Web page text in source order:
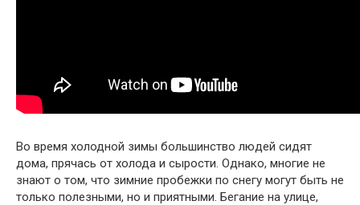
Во время холодной зимы большинство людей сидят
дома, прячась от холода и сырости. Однако, многие не
знают о том, что зимние пробежки по снегу могут быть не
только полезными, но и приятными. Бегание на улице,